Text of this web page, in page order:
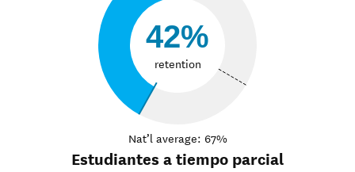
42%
retention
Nat’l average: 67%
Estudiantes a tiempo parcial